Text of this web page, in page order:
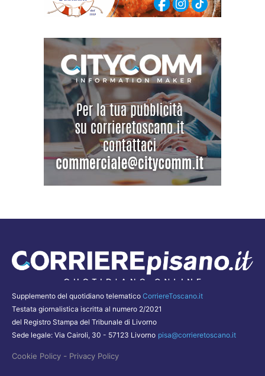
Supplemento del quotidiano telematico CorriereToscano.it
Testata giornalistica iscritta al numero 2/2021
del Registro Stampa del Tribunale di Livorno
Sede legale: Via Cairoli, 30 - 57123 Livorno pisa@corrieretoscano.it
Cookie Policy - Privacy Policy